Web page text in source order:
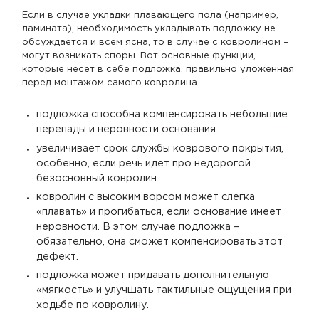
Если в случае укладки плавающего пола (например,
ламината), необходимость укладывать подложку не
обсуждается и всем ясна, то в случае с ковролином –
могут возникать споры. Вот основные функции,
которые несет в себе подложка, правильно уложенная
перед монтажом самого ковролина.
подложка способна компенсировать небольшие
перепады и неровности основания.
увеличивает срок службы коврового покрытия,
особенно, если речь идет про недорогой
безосновный ковролин.
ковролин с высоким ворсом может слегка
«плавать» и прогибаться, если основание имеет
неровности. В этом случае подложка –
обязательно, она сможет компенсировать этот
дефект.
подложка может придавать дополнительную
«мягкость» и улучшать тактильные ощущения при
ходьбе по ковролину.